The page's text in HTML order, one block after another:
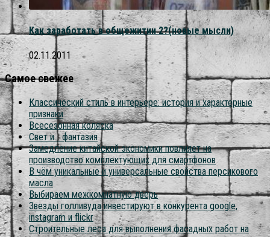
Как заработать в общежитии 2?(новые мысли)
02.11.2011
Самое свежее
Классический стиль в интерьере: история и характерные
признаки
Всесезонная коляска
Свет и… фантазия
Замедление китайской экономики повлияет на
производство комплектующих для смартфонов
В чём уникальные и универсальные свойства персикового
масла
Выбираем межкомнатную дверь
Звезды голливуда инвестируют в конкурента google,
instagram и flickr
Строительные леса для выполнения фасадных работ на